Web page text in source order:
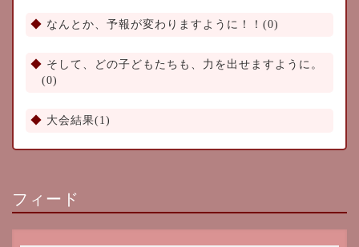
なんとか、予報が変わりますように！！(0)
そして、どの子どもたちも、力を出せますように。
(0)
大会結果(1)
フィード